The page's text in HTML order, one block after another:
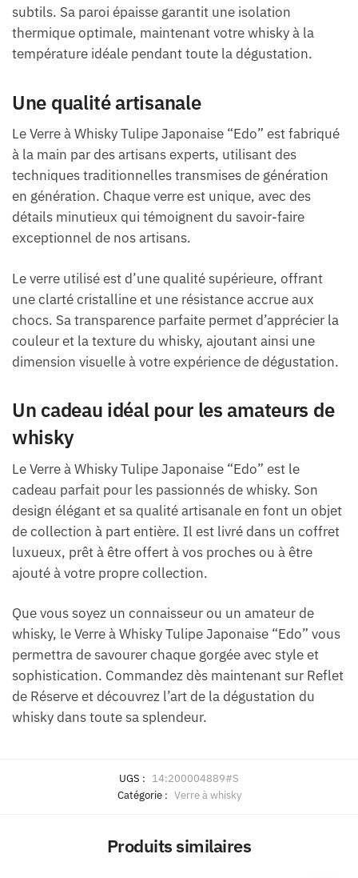
subtils. Sa paroi épaisse garantit une isolation
thermique optimale, maintenant votre whisky à la
température idéale pendant toute la dégustation.
Une qualité artisanale
Le Verre à Whisky Tulipe Japonaise “Edo” est fabriqué
à la main par des artisans experts, utilisant des
techniques traditionnelles transmises de génération
en génération. Chaque verre est unique, avec des
détails minutieux qui témoignent du savoir-faire
exceptionnel de nos artisans.
Le verre utilisé est d’une qualité supérieure, offrant
une clarté cristalline et une résistance accrue aux
chocs. Sa transparence parfaite permet d’apprécier la
couleur et la texture du whisky, ajoutant ainsi une
dimension visuelle à votre expérience de dégustation.
Un cadeau idéal pour les amateurs de
whisky
Le Verre à Whisky Tulipe Japonaise “Edo” est le
cadeau parfait pour les passionnés de whisky. Son
design élégant et sa qualité artisanale en font un objet
de collection à part entière. Il est livré dans un coffret
luxueux, prêt à être offert à vos proches ou à être
ajouté à votre propre collection.
Que vous soyez un connaisseur ou un amateur de
whisky, le Verre à Whisky Tulipe Japonaise “Edo” vous
permettra de savourer chaque gorgée avec style et
sophistication. Commandez dès maintenant sur Reflet
de Réserve et découvrez l’art de la dégustation du
whisky dans toute sa splendeur.
UGS : 14:200004889#S
Catégorie : Verre à whisky
Produits similaires